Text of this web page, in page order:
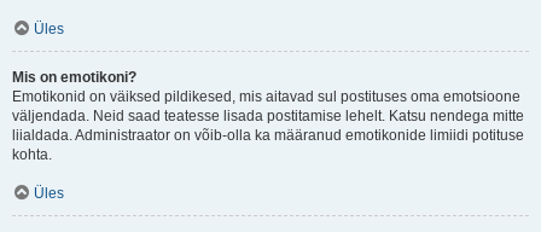
Üles
Mis on emotikoni?
Emotikonid on väiksed pildikesed, mis aitavad sul postituses oma emotsioone
väljendada. Neid saad teatesse lisada postitamise lehelt. Katsu nendega mitte
liialdada. Administraator on võib-olla ka määranud emotikonide limiidi potituse
kohta.
Üles